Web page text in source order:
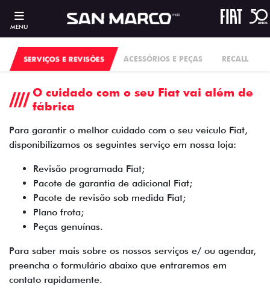
MENU
SERVIÇOS E REVISÕES ACESSÓRIOS E PEÇAS RECALL
O cuidado com o seu Fiat vai além de
fábrica
Para garantir o melhor cuidado com o seu veículo Fiat,
disponibilizamos os seguintes serviço em nossa loja:
Revisão programada Fiat;
Pacote de garantia de adicional Fiat;
Pacote de revisão sob medida Fiat;
Plano frota;
Peças genuínas.
Para saber mais sobre os nossos serviços e/ ou agendar,
preencha o formulário abaixo que entraremos em
contato rapidamente.